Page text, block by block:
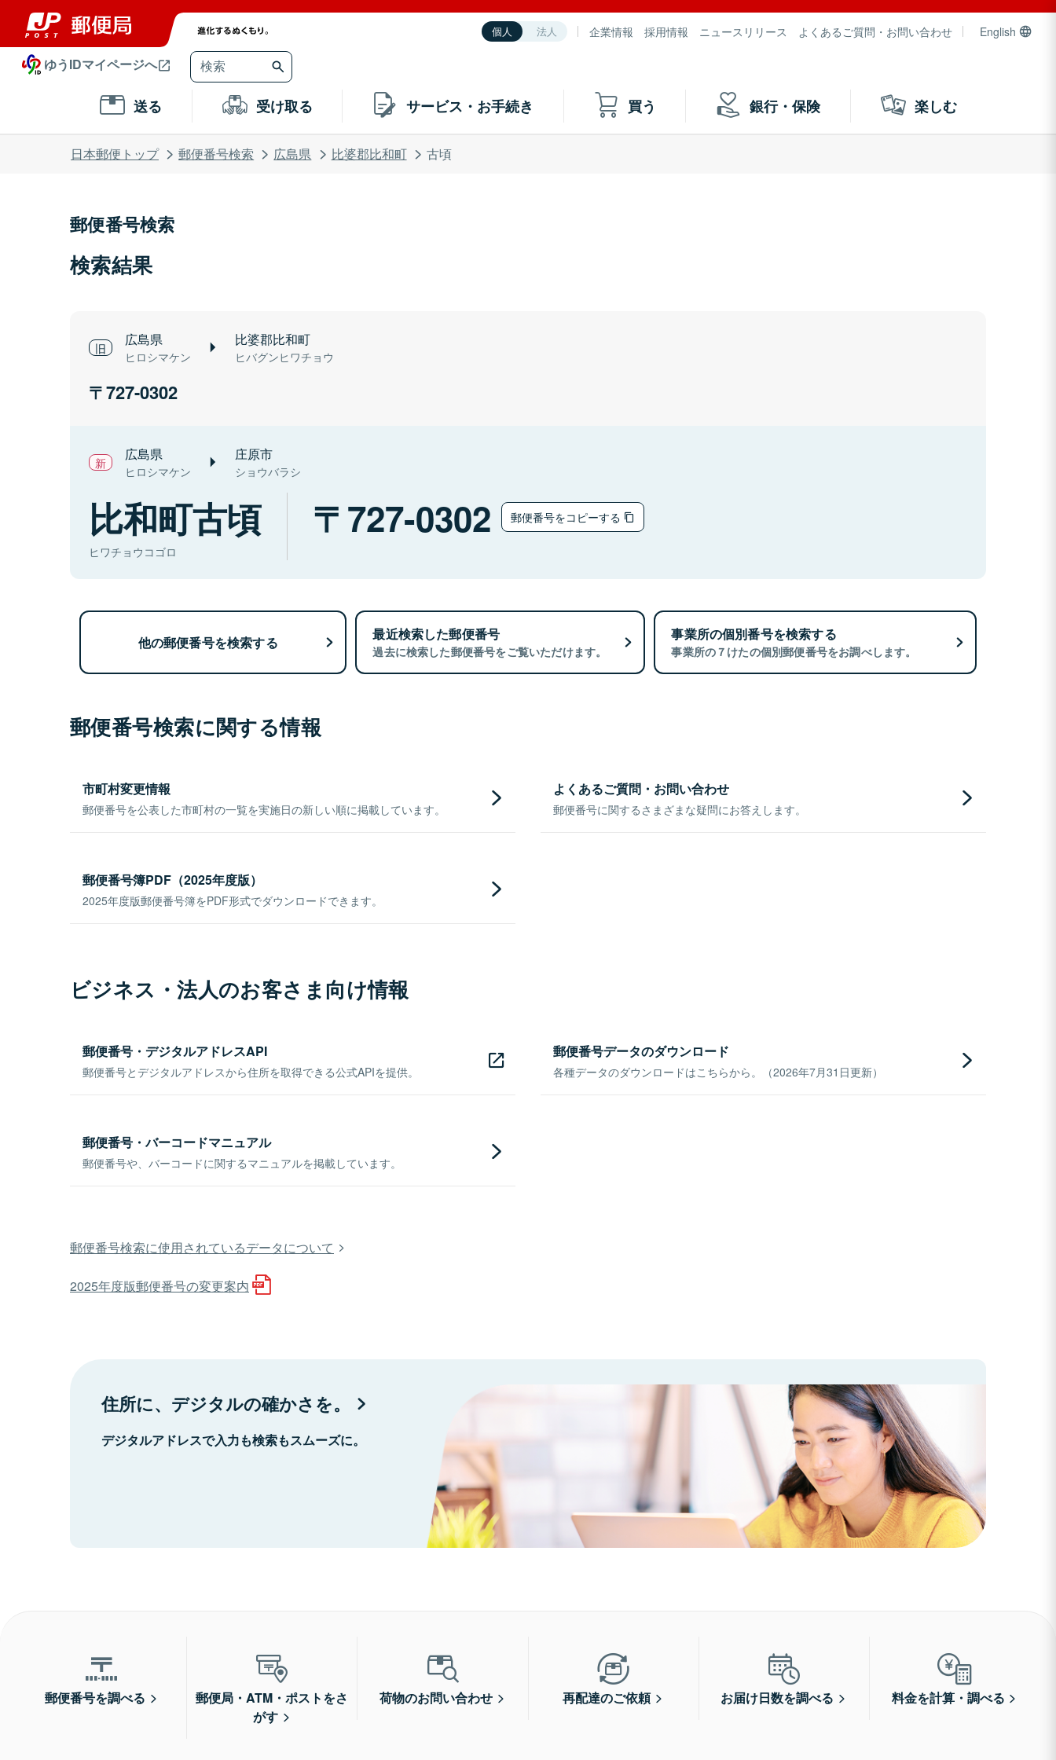
個人 法人 企業情報 採用情報 ニュースリリース よくあるご質問・お問い合わせ English
ゆうIDマイページへ
送る 受け取る サービス・お手続き 買う 銀行・保険 楽しむ
日本郵便トップ 郵便番号検索 広島県 比婆郡比和町 古頃
郵便番号検索
検索結果
広島県
ヒロシマケン
比婆郡比和町
ヒバグンヒワチョウ
727-0302
広島県
ヒロシマケン
庄原市
ショウバラシ
比和町古頃
ヒワチョウコゴロ
727-0302 郵便番号をコピーする
他の郵便番号を検索する 最近検索した郵便番号
過去に検索した郵便番号をご覧いただけます。
事業所の個別番号を検索する
事業所の７けたの個別郵便番号をお調べします。
郵便番号検索に関する情報
市町村変更情報
郵便番号を公表した市町村の一覧を実施日の新しい順に掲載しています。
よくあるご質問・お問い合わせ
郵便番号に関するさまざまな疑問にお答えします。
郵便番号簿PDF（2025年度版）
2025年度版郵便番号簿をPDF形式でダウンロードできます。
ビジネス・法人のお客さま向け情報
郵便番号・デジタルアドレスAPI
郵便番号とデジタルアドレスから住所を取得できる公式APIを提供。
郵便番号データのダウンロード
各種データのダウンロードはこちらから。（2026年7月31日更新）
郵便番号・バーコードマニュアル
郵便番号や、バーコードに関するマニュアルを掲載しています。
郵便番号検索に使用されているデータについて
2025年度版郵便番号の変更案内
住所に、デジタルの確かさを。
デジタルアドレスで入力も検索もスムーズに。
郵便番号を調べる
郵便局・ATM・ポストをさ
がす
荷物のお問い合わせ 再配達のご依頼 お届け日数を調べる 料金を計算・調べる